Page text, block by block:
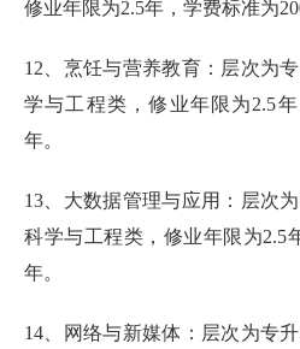
修业年限为2.5年，学费标准为
12、烹饪与营养教育：层次为
学与工程类，修业年限为2.5
年。
13、大数据管理与应用：层次
科学与工程类，修业年限为2.5
年。
14、网络与新媒体：层次为专